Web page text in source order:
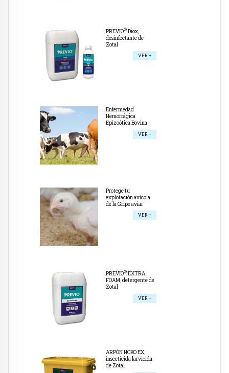
PREVIO®Diox,
desinfectante de
Zotal
VER +
Enfermedad
Hemorrágica
Epizoótica Bovina
VER +
Protege tu
explotación avícola
de la Gripe aviar
VER +
PREVIO®EXTRA
FOAM, detergente de
Zotal
VER +
ARPÓN HOKO EX,
insecticida larvicida
de Zotal